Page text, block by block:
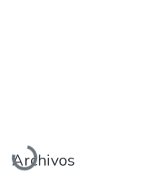
Cargando...
Archivos